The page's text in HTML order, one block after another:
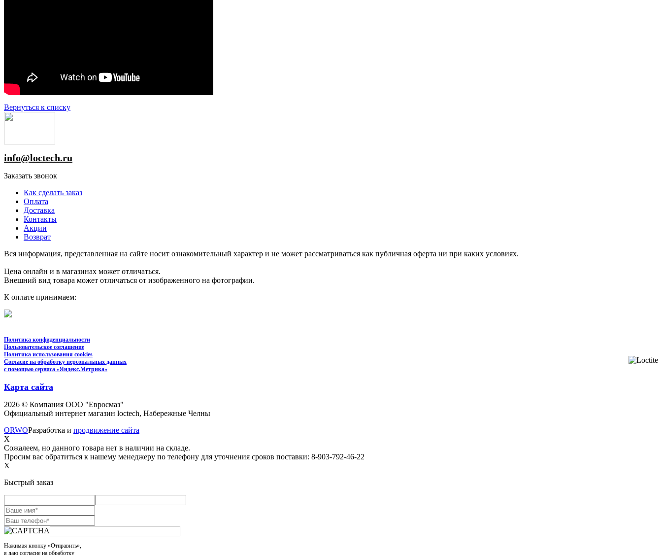
Вернуться к списку
info@loctech.ru
Заказать звонок
Как сделать заказ
Оплата
Доставка
Контакты
Акции
Возврат
Вся информация, представленная на сайте носит ознакомительный характер и не может рассматриваться как публичная оферта ни при каких условиях.
Цена онлайн и в магазинах может отличаться.
Внешний вид товара может отличаться от изображенного на фотографии.
К оплате принимаем:
Политика конфиденциальности
Пользовательское соглашение
Политика использования cookies
Согласие на обработку персональных данных
с помощью сервиса «Яндекс.Метрика»
Карта сайта
2026 © Компания ООО "Евросмаз"
Официальный интернет магазин loctech, Набережные Челны
ORWOРазработка и продвижение сайта
X
Сожалеем, но данного товара нет в наличии на складе.
Просим вас обратиться к нашему менеджеру по телефону для уточнения сроков поставки: 8-903-792-46-22
X
Быстрый заказ
Нажимая кнопку «Отправить»,
я даю согласие на обработку